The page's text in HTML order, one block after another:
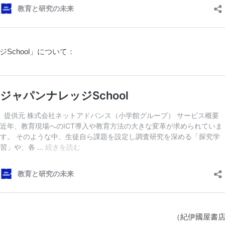
School」について：
（紀伊國屋書